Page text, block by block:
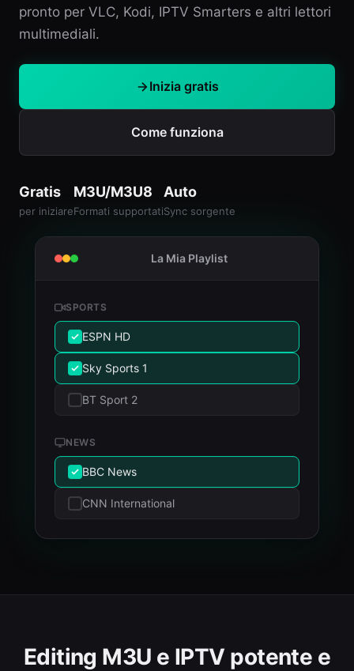
pronto per VLC, Kodi, IPTV Smarters e altri lettori
multimediali.
Inizia gratis
Come funziona
Gratis
per iniziare
M3U/M3U8
Formati supportati
Auto
Sync sorgente
La Mia Playlist
SPORTS
ESPN HD
Sky Sports 1
BT Sport 2
NEWS
BBC News
CNN International
Editing M3U e IPTV potente e